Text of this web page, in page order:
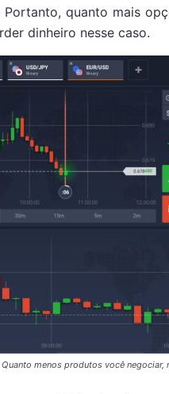
quanto mais
dinheiro nesse caso.
Quanto menos produtos você negociar,